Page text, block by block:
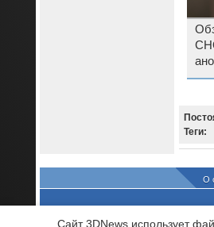
Теги:
О
Сайт 3DNews использует